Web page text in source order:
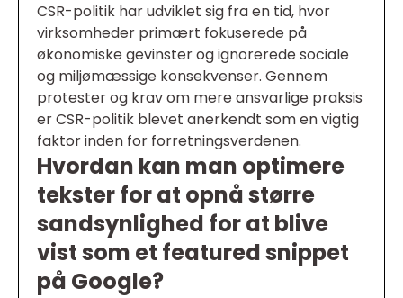
CSR-politik har udviklet sig fra en tid, hvor
virksomheder primært fokuserede på
økonomiske gevinster og ignorerede sociale
og miljømæssige konsekvenser. Gennem
protester og krav om mere ansvarlige praksis
er CSR-politik blevet anerkendt som en vigtig
faktor inden for forretningsverdenen.
Hvordan kan man optimere
tekster for at opnå større
sandsynlighed for at blive
vist som et featured snippet
på Google?